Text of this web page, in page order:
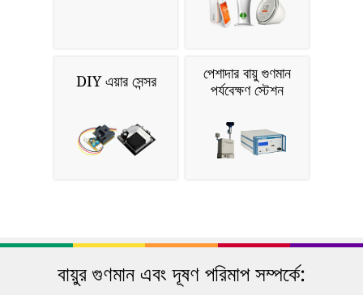
DIY এয়ার সেন্সর
পেশাদার বায়ু গুণমান
পর্যবেক্ষণ স্টেশন
বায়ুর গুণমান এবং দূষণ পরিমাপ সম্পর্কে: